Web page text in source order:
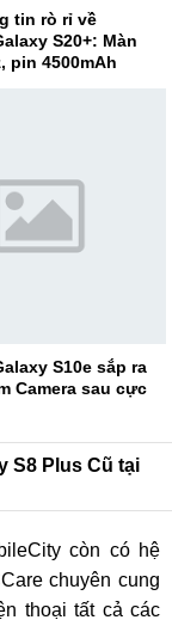
tin rò rỉ về
S20+: Màn
pin 4500mAh
S10e sắp ra
Camera sau cực
S8 Plus Cũ tại
còn có hệ
chuyên cung
thoại tất cả các